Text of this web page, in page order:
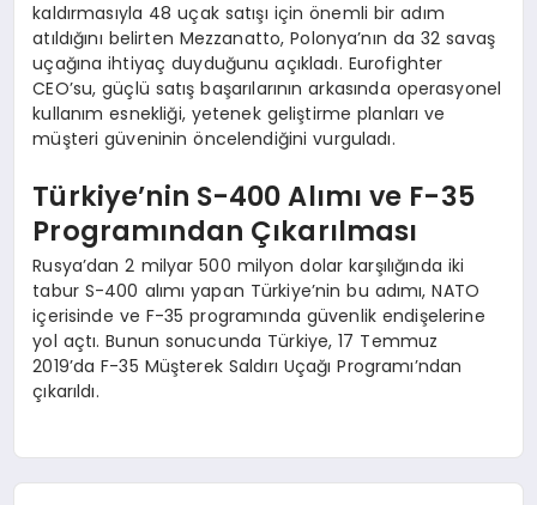
kaldırmasıyla 48 uçak satışı için önemli bir adım
atıldığını belirten Mezzanatto, Polonya’nın da 32 savaş
uçağına ihtiyaç duyduğunu açıkladı. Eurofighter
CEO’su, güçlü satış başarılarının arkasında operasyonel
kullanım esnekliği, yetenek geliştirme planları ve
müşteri güveninin öncelendiğini vurguladı.
Türkiye’nin S-400 Alımı ve F-35
Programından Çıkarılması
Rusya’dan 2 milyar 500 milyon dolar karşılığında iki
tabur S-400 alımı yapan Türkiye’nin bu adımı, NATO
içerisinde ve F-35 programında güvenlik endişelerine
yol açtı. Bunun sonucunda Türkiye, 17 Temmuz
2019’da F-35 Müşterek Saldırı Uçağı Programı’ndan
çıkarıldı.